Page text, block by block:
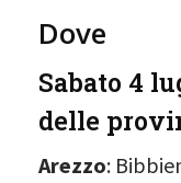
Dove
Sabato 4
delle
Arezzo: